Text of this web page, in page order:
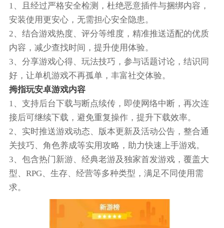
1、且经过严格安全检测，杜绝恶意插件与捆绑内容，
安装使用更安心，无需担心安全隐患。
2、结合游戏热度、评分等维度，精准推送适配的优质
内容，减少查找时间，提升使用体验。
3、分享游戏心得、玩法技巧，参与话题讨论，结识同
好，让单机游戏不再孤单，丰富社交体验。
拇指玩安卓游戏内容
1、支持后台下载与断点续传，即使网络中断，再次连
接后可继续下载，避免重复操作，提升下载效率。
2、实时推送游戏动态、版本更新及活动公告，整合通
关技巧、角色养成等实用攻略，助力快速上手游戏。
3、包含热门新游、经典老游及独家首发游戏，覆盖大
型、RPG、生存、经营等多种类型，满足不同使用需
求。